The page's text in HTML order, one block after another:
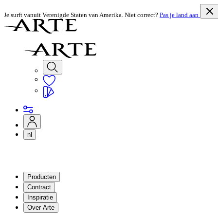
Je surft vanuit Verenigde Staten van Amerika. Niet correct? Pas je land aan
nl
Producten
Contract
Inspiratie
Over Arte